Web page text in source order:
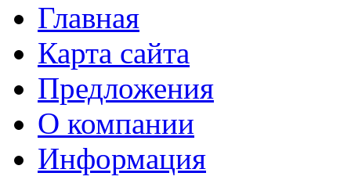
Главная
Карта сайта
Предложения
О компании
Информация